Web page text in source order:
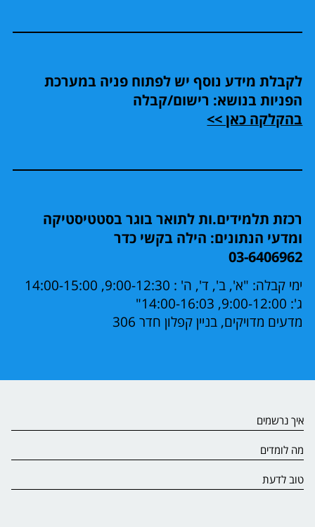
לקבלת מידע נוסף יש לפתוח פניה במערכת
הפניות בנושא: רישום/קבלה
בהקלקה כאן >>
רכזת תלמידים.ות לתואר בוגר בסטטיסטיקה
ומדעי הנתונים: הילה בקשי כדר
03-6406962
ימי קבלה: "א', ב', ד', ה' : 9:00-12:30, 14:00-15:00
ג': 9:00-12:00, 14:00-16:03"
מדעים מדויקים, בניין קפלון חדר 306
איך נרשמים
מה לומדים
טוב לדעת